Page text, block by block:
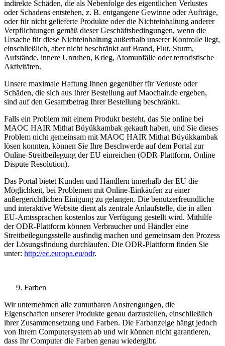
indirekte Schäden, die als Nebenfolge des eigentlichen Verlustes
oder Schadens entstehen, z. B. entgangene Gewinne oder Aufträge,
oder für nicht gelieferte Produkte oder die Nichteinhaltung anderer
Verpflichtungen gemäß dieser Geschäftsbedingungen, wenn die
Ursache für diese Nichteinhaltung außerhalb unserer Kontrolle liegt,
einschließlich, aber nicht beschränkt auf Brand, Flut, Sturm,
Aufstände, innere Unruhen, Krieg, Atomunfälle oder terroristische
Aktivitäten.
Unsere maximale Haftung Ihnen gegenüber für Verluste oder
Schäden, die sich aus Ihrer Bestellung auf Maochair.de ergeben,
sind auf den Gesamtbetrag Ihrer Bestellung beschränkt.
Falls ein Problem mit einem Produkt besteht, das Sie online bei
MAOC HAIR Mithat Büyükkambak gekauft haben, und Sie dieses
Problem nicht gemeinsam mit MAOC HAIR Mithat Büyükkambak
lösen konnten, können Sie Ihre Beschwerde auf dem Portal zur
Online-Streitbeilegung der EU einreichen (ODR-Plattform, Online
Dispute Resolution).
Das Portal bietet Kunden und Händlern innerhalb der EU die
Möglichkeit, bei Problemen mit Online-Einkäufen zu einer
außergerichtlichen Einigung zu gelangen. Die benutzerfreundliche
und interaktive Website dient als zentrale Anlaufstelle, die in allen
EU-Amtssprachen kostenlos zur Verfügung gestellt wird. Mithilfe
der ODR-Plattform können Verbraucher und Händler eine
Streitbeilegungsstelle ausfindig machen und gemeinsam den Prozess
der Lösungsfindung durchlaufen. Die ODR-Plattform finden Sie
unter: http://ec.europa.eu/odr.
Farben
Wir unternehmen alle zumutbaren Anstrengungen, die
Eigenschaften unserer Produkte genau darzustellen, einschließlich
ihrer Zusammensetzung und Farben. Die Farbanzeige hängt jedoch
von Ihrem Computersystem ab und wir können nicht garantieren,
dass Ihr Computer die Farben genau wiedergibt.